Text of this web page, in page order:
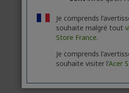
W
Je comprends
souhaite malgré tout
Store France.
Je comprends
souhaite visiter l'Acer